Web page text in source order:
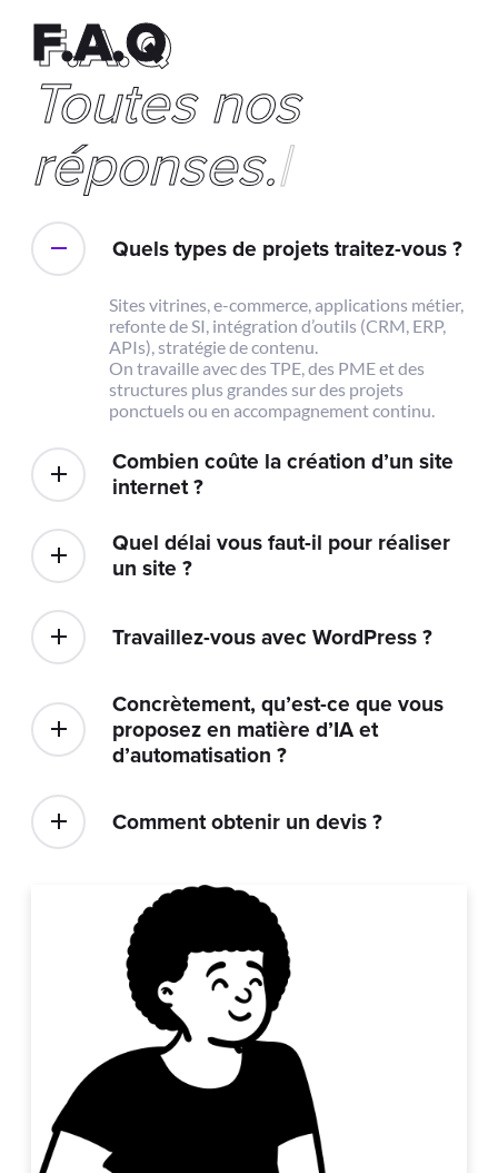
F.A.Q
F.A.Q
Toutesno|
Quels types de projets traitez-vous ?
Sites vitrines, e-commerce, applications métier,
refonte de SI, intégration d’outils (CRM, ERP,
On travaille avec des TPE, des PME et des
structures plus grandes sur des projets
ponctuels ou en accompagnement continu.
Combien coûte la création d’un site
internet ?
Quel délai vous faut-il pour réaliser
Travaillez-vous avec WordPress ?
Concrètement, qu’est-ce que vous
d’automatisation ?
Comment obtenir un devis ?